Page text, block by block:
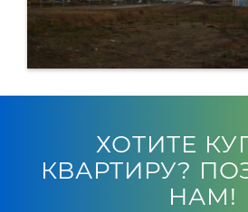
ХОТИТЕ
КВАРТИРУ?
НАМ!